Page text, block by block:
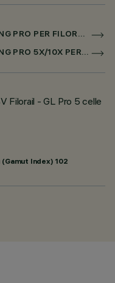
LASER BLADE XS GENERAL LIGHTING PRO PER FILORAIL
LASER BLADE XS GENERAL LIGHTING PRO 5X/10X PER FILORAIL DALI POWERLINE
Filorail - GL Pro 5 celle
Index) 102